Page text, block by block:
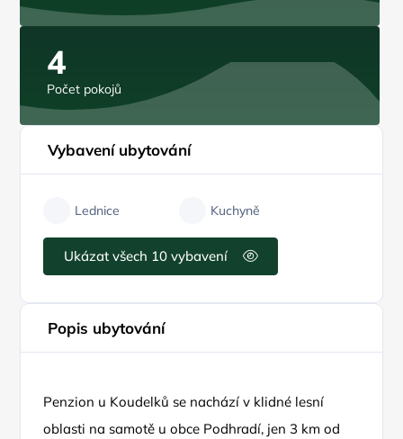
4
Počet pokojů
Vybavení ubytování
Lednice Kuchyně
Ukázat všech 10 vybavení
Popis ubytování
Penzion u Koudelků se nachází v klidné lesní
oblasti na samotě u obce Podhradí, jen 3 km od